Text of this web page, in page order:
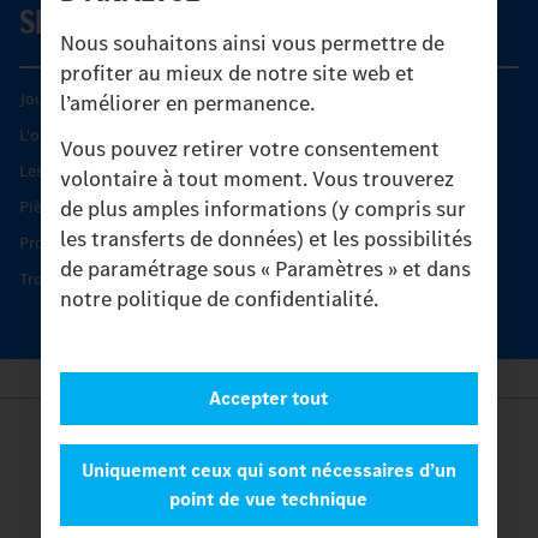
Nous souhaitons ainsi vous permettre de
profiter au mieux de notre site web et
l’améliorer en permanence.
Vous pouvez retirer votre consentement
volontaire à tout moment. Vous trouverez
de plus amples informations (y compris sur
les transferts de données) et les possibilités
de paramétrage sous « Paramètres » et dans
notre politique de confidentialité.
Uniquement ceux qui sont nécessaires d’un
point de vue technique
Accepter tout
SERVICE
Journées diagnostic Technique S.A.V Unimog
L'offre de services Unimog
Les produits phares
Pièces d’origine
Protection et maintien de la valeur
Trouver un partenaire
Provider
Legal Notice
Contact